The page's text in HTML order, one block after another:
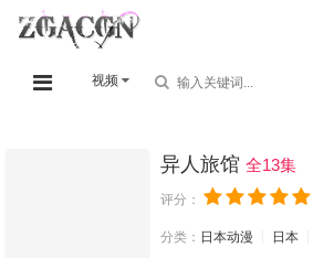
视频
异人旅馆 全13集
评分：
分类： 日本动漫 日本